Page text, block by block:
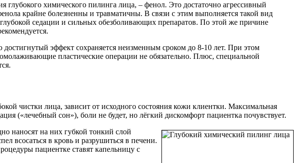
химического пилинга лица, – фенол. Это достаточно агрессивный
крайне болезненны и травматичны. В связи с этим выполняется такой вид
седации и сильных обезболивающих препаратов. По этой же причине
эффект сохраняется неизменным сроком до 8-10 лет. При этом
пластические операции не обязательно. Плюс, специальной
чистки лица, зависит от исходного состояния кожи клиентки. Максимальная
(«лечебный сон»), боли не будет, но лёгкий дискомфорт пациентка почувствует.
наносят на них губкой тонкий слой
всосаться в кровь и разрушиться в печени.
пациентке ставят капельницу с